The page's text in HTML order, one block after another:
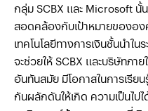
กลุ่ม SCBX และ Microsoft
สอดคล้องกับเป้าหมายของอ
เทคโนโลยีทางการเงินชั้นนำใ
จะช่วยให้ SCBX และบริษัทภา
อันทันสมัย มีโอกาสในการเรีย
กันผลักดันให้เกิด ความเป็นไป